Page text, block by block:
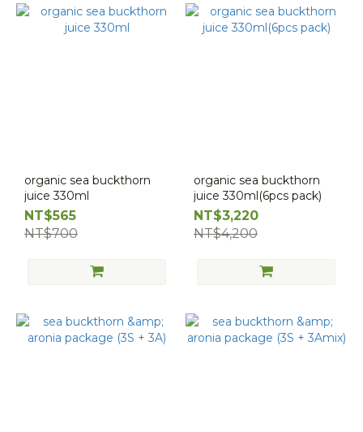
organic sea buckthorn
juice 330ml
NT$565
NT$700
organic sea buckthorn
juice 330ml(6pcs pack)
NT$3,220
NT$4,200